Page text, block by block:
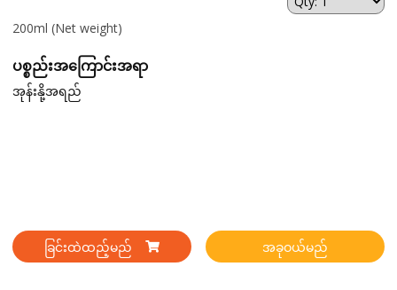
200ml (Net weight)
ပစ္စည်းအကြောင်းအရာ
အုန်းနို့အရည်
ခြင်းထဲထည့်မည် အခုဝယ်မည်